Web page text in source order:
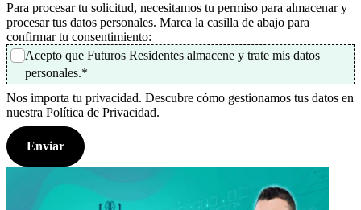
Para procesar tu solicitud, necesitamos tu permiso para almacenar y
procesar tus datos personales. Marca la casilla de abajo para
confirmar tu consentimiento:
Acepto que Futuros Residentes almacene y trate mis datos
personales.*
Nos importa tu privacidad. Descubre cómo gestionamos tus datos en
nuestra Política de Privacidad.